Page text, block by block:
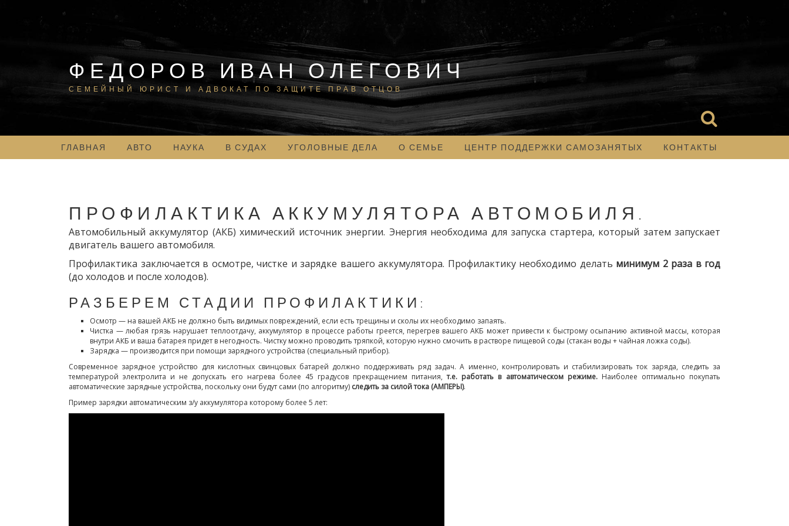
ФЕДОРОВ ИВАН ОЛЕГОВИЧ
СЕМЕЙНЫЙ ЮРИСТ И АДВОКАТ ПО ЗАЩИТЕ ПРАВ ОТЦОВ
ГЛАВНАЯ АВТО НАУКА В СУДАХ УГОЛОВНЫЕ ДЕЛА О СЕМЬЕ ЦЕНТР ПОДДЕРЖКИ САМОЗАНЯТЫХ КОНТАКТЫ
ПРОФИЛАКТИКА АККУМУЛЯТОРА АВТОМОБИЛЯ.
Автомобильный аккумулятор (АКБ) химический источник энергии. Энергия необходима для запуска стартера, который затем запускает
двигатель вашего автомобиля.
Профилактика заключается в осмотре, чистке и зарядке вашего аккумулятора. Профилактику необходимо делать минимум 2 раза в год
(до холодов и после холодов).
РАЗБЕРЕМ СТАДИИ ПРОФИЛАКТИКИ:
Осмотр — на вашей АКБ не должно быть видимых повреждений, если есть трещины и сколы их необходимо запаять.
Чистка — любая грязь нарушает теплоотдачу, аккумулятор в процессе работы греется, перегрев вашего АКБ может привести к быстрому осыпанию активной массы, которая
внутри АКБ и ваша батарея придет в негодность. Чистку можно проводить тряпкой, которую нужно смочить в растворе пищевой соды (стакан воды + чайная ложка соды).
Зарядка — производится при помощи зарядного устройства (специальный прибор).
Современное зарядное устройство для кислотных свинцовых батарей должно поддерживать ряд задач. А именно, контролировать и стабилизировать ток заряда, следить за
температурой электролита и не допускать его нагрева более 45 градусов прекращением питания,т.е. работать в автоматическом режиме. Наиболее оптимально покупать
автоматические зарядные устройства, поскольку они будут сами (по алгоритму) следить за силой тока (АМПЕРЫ).
Пример зарядки автоматическим з/у аккумулятора которому более 5 лет: